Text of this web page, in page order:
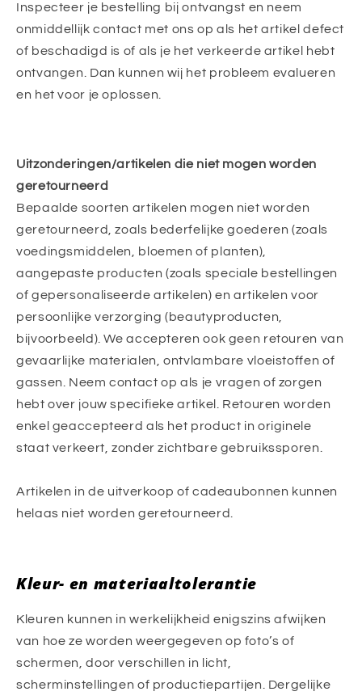
Inspecteer je bestelling bij ontvangst en neem
onmiddellijk contact met ons op als het artikel defect
of beschadigd is of als je het verkeerde artikel hebt
ontvangen. Dan kunnen wij het probleem evalueren
en het voor je oplossen.
Uitzonderingen/artikelen die niet mogen worden
geretourneerd
Bepaalde soorten artikelen mogen niet worden
geretourneerd, zoals bederfelijke goederen (zoals
voedingsmiddelen, bloemen of planten),
aangepaste producten (zoals speciale bestellingen
of gepersonaliseerde artikelen) en artikelen voor
persoonlijke verzorging (beautyproducten,
bijvoorbeeld). We accepteren ook geen retouren van
gevaarlijke materialen, ontvlambare vloeistoffen of
gassen. Neem contact op als je vragen of zorgen
hebt over jouw specifieke artikel. Retouren worden
enkel geaccepteerd als het product in originele
staat verkeert, zonder zichtbare gebruikssporen.
Artikelen in de uitverkoop of cadeaubonnen kunnen
helaas niet worden geretourneerd.
Kleur- en materiaaltolerantie
Kleuren kunnen in werkelijkheid enigszins afwijken
van hoe ze worden weergegeven op foto’s of
schermen, door verschillen in licht,
scherminstellingen of productiepartijen. Dergelijke